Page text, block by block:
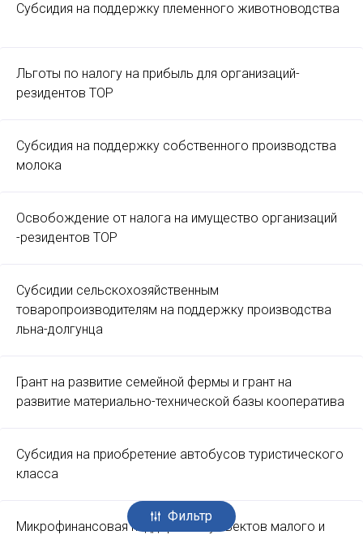
Фильтр
Субсидия на поддержку племенного животноводства
Льготы по налогу на прибыль для организаций-
резидентов ТОР
Субсидия на поддержку собственного производства
молока
Освобождение от налога на имущество организаций
-резидентов ТОР
Субсидии сельскохозяйственным
товаропроизводителям на поддержку производства
льна-долгунца
Грант на развитие семейной фермы и грант на
развитие материально-технической базы кооператива
Субсидия на приобретение автобусов туристического
класса
Микрофинансовая поддержка субъектов малого и